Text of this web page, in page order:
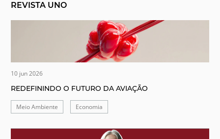
REVISTA UNO
10 jun 2026
REDEFININDO O FUTURO DA AVIAÇÃO
Meio Ambiente Economia